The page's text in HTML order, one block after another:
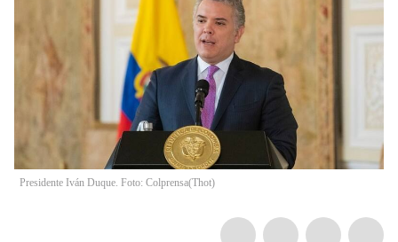
Presidente Iván Duque. Foto: Colprensa(Thot)